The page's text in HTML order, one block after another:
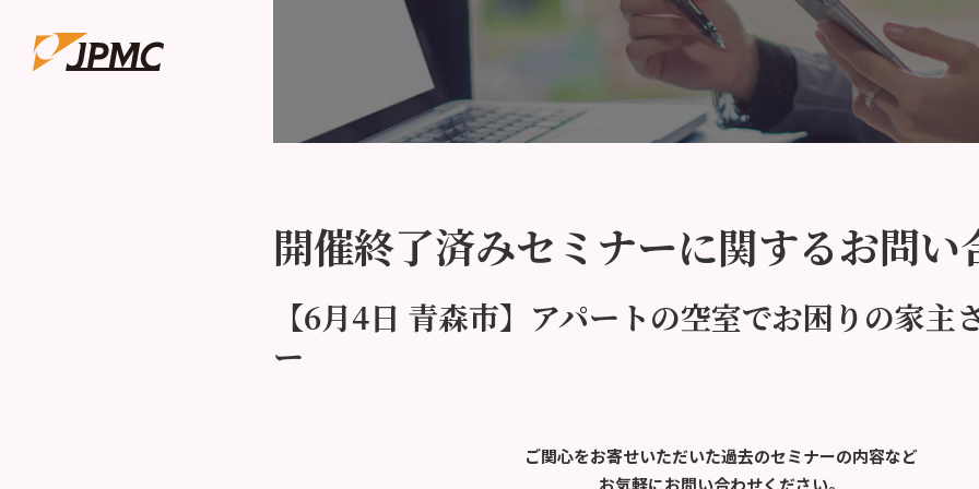
開催終了済みセミナーに関するお問い
【6月4日 青森市】アパートの空室でお困りの家主
ー
ご関心をお寄せいただいた過去のセミナーの内容など
お気軽にお問い合わせください。